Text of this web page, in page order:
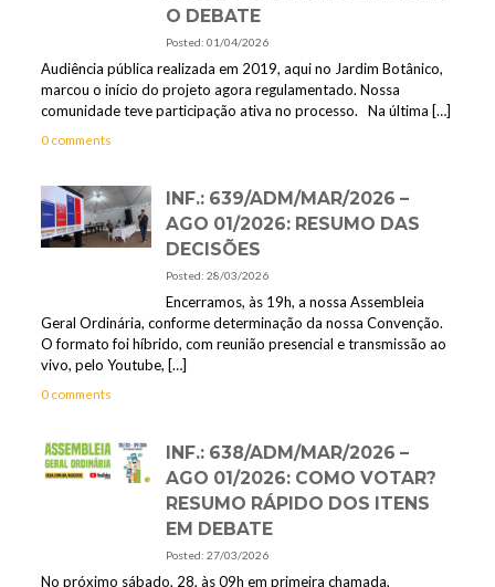
O DEBATE
Posted: 01/04/2026
Audiência pública realizada em 2019, aqui no Jardim Botânico,
marcou o início do projeto agora regulamentado. Nossa
comunidade teve participação ativa no processo. Na última […]
0 comments
INF.: 639/ADM/MAR/2026 –
AGO 01/2026: RESUMO DAS
DECISÕES
Posted: 28/03/2026
Encerramos, às 19h, a nossa Assembleia
Geral Ordinária, conforme determinação da nossa Convenção.
O formato foi híbrido, com reunião presencial e transmissão ao
vivo, pelo Youtube, […]
0 comments
INF.: 638/ADM/MAR/2026 –
AGO 01/2026: COMO VOTAR?
RESUMO RÁPIDO DOS ITENS
EM DEBATE
Posted: 27/03/2026
No próximo sábado, 28, às 09h em primeira chamada,